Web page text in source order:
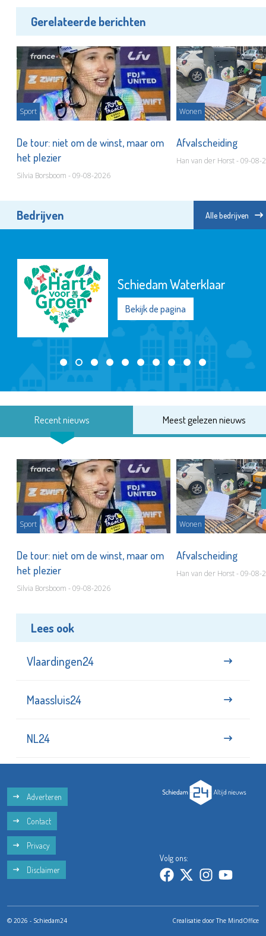
Gerelateerde berichten
Sport
De tour: niet om de winst, maar om
het plezier
Silvia Borsboom - 09-08-2026
Wonen
Afvalscheiding
Han van der Horst - 09-08-
Bedrijven Alle bedrijven
Schiedam Waterklaar
Bekijk de pagina
Recent nieuws Meest gelezen nieuws
Sport
De tour: niet om de winst, maar om
het plezier
Silvia Borsboom - 09-08-2026
Wonen
Afvalscheiding
Han van der Horst - 09-08-
Lees ook
Vlaardingen24
Maassluis24
NL24
Adverteren
Contact
Privacy
Disclaimer
Volg ons:
© 2026 - Schiedam24 Crealisatie doorThe MindOffice